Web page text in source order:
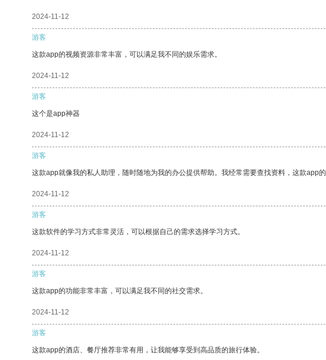
2024-11-12
游客
这款app的视频资源非常丰富，可以满足我不同的娱乐需求。
2024-11-12
游客
这个是app神器
2024-11-12
游客
这款app就像我的私人助理，随时随地为我的办公提供帮助。我经常需要查找资料，这款app
2024-11-12
游客
这款软件的学习方式非常灵活，可以根据自己的需求选择学习方式。
2024-11-12
游客
这款app的功能非常丰富，可以满足我不同的社交需求。
2024-11-12
游客
这款app的酒店、餐厅推荐非常有用，让我能够享受到高品质的旅行体验。